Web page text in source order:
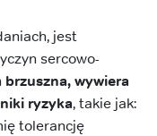
jest
sercowo-
brzuszna, wywiera
ryzyka, takie jak:
tolerancję